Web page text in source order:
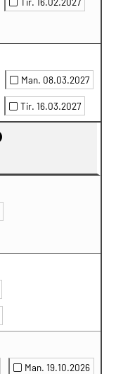
Man. 08.03.2027
Tir. 16.03.2027
Man. 19.10.2026